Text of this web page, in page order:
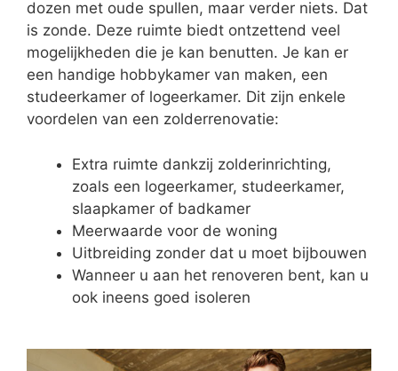
dozen met oude spullen, maar verder niets. Dat
is zonde. Deze ruimte biedt ontzettend veel
mogelijkheden die je kan benutten. Je kan er
een handige hobbykamer van maken, een
studeerkamer of logeerkamer. Dit zijn enkele
voordelen van een zolderrenovatie:
Extra ruimte dankzij zolderinrichting,
zoals een logeerkamer, studeerkamer,
slaapkamer of badkamer
Meerwaarde voor de woning
Uitbreiding zonder dat u moet bijbouwen
Wanneer u aan het renoveren bent, kan u
ook ineens goed isoleren